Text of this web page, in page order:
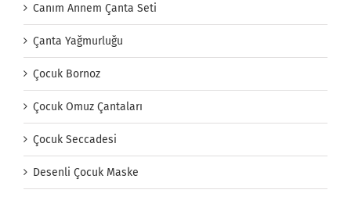
Canım Annem Çanta Seti
Çanta Yağmurluğu
Çocuk Bornoz
Çocuk Omuz Çantaları
Çocuk Seccadesi
Desenli Çocuk Maske